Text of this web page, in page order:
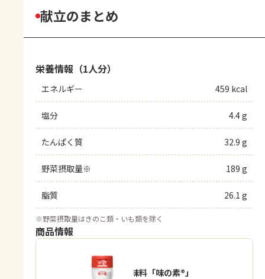
献立のまとめ
栄養情報（1人分）
エネルギー 459 kcal
塩分 4.4 g
たんぱく質 32.9 g
野菜摂取量※ 189 g
脂質 26.1 g
※野菜摂取量はきのこ類・いも類を除く
商品情報
うま味調味料「味の素®」